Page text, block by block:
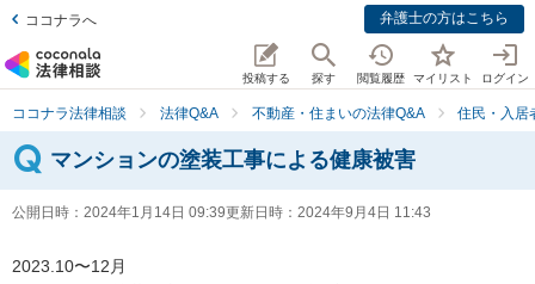
ココナラへ 弁護士の方はこちら
投稿する 探す 閲覧履歴 マイリスト ログイン
ココナラ法律相談 法律Q&A 不動産・住まいの法律Q&A 住民・入居
マンションの塗装工事による健康被害
公開日時： 2024年1月14日 09:39更新日時： 2024年9月4日 11:43
2023.10〜12月